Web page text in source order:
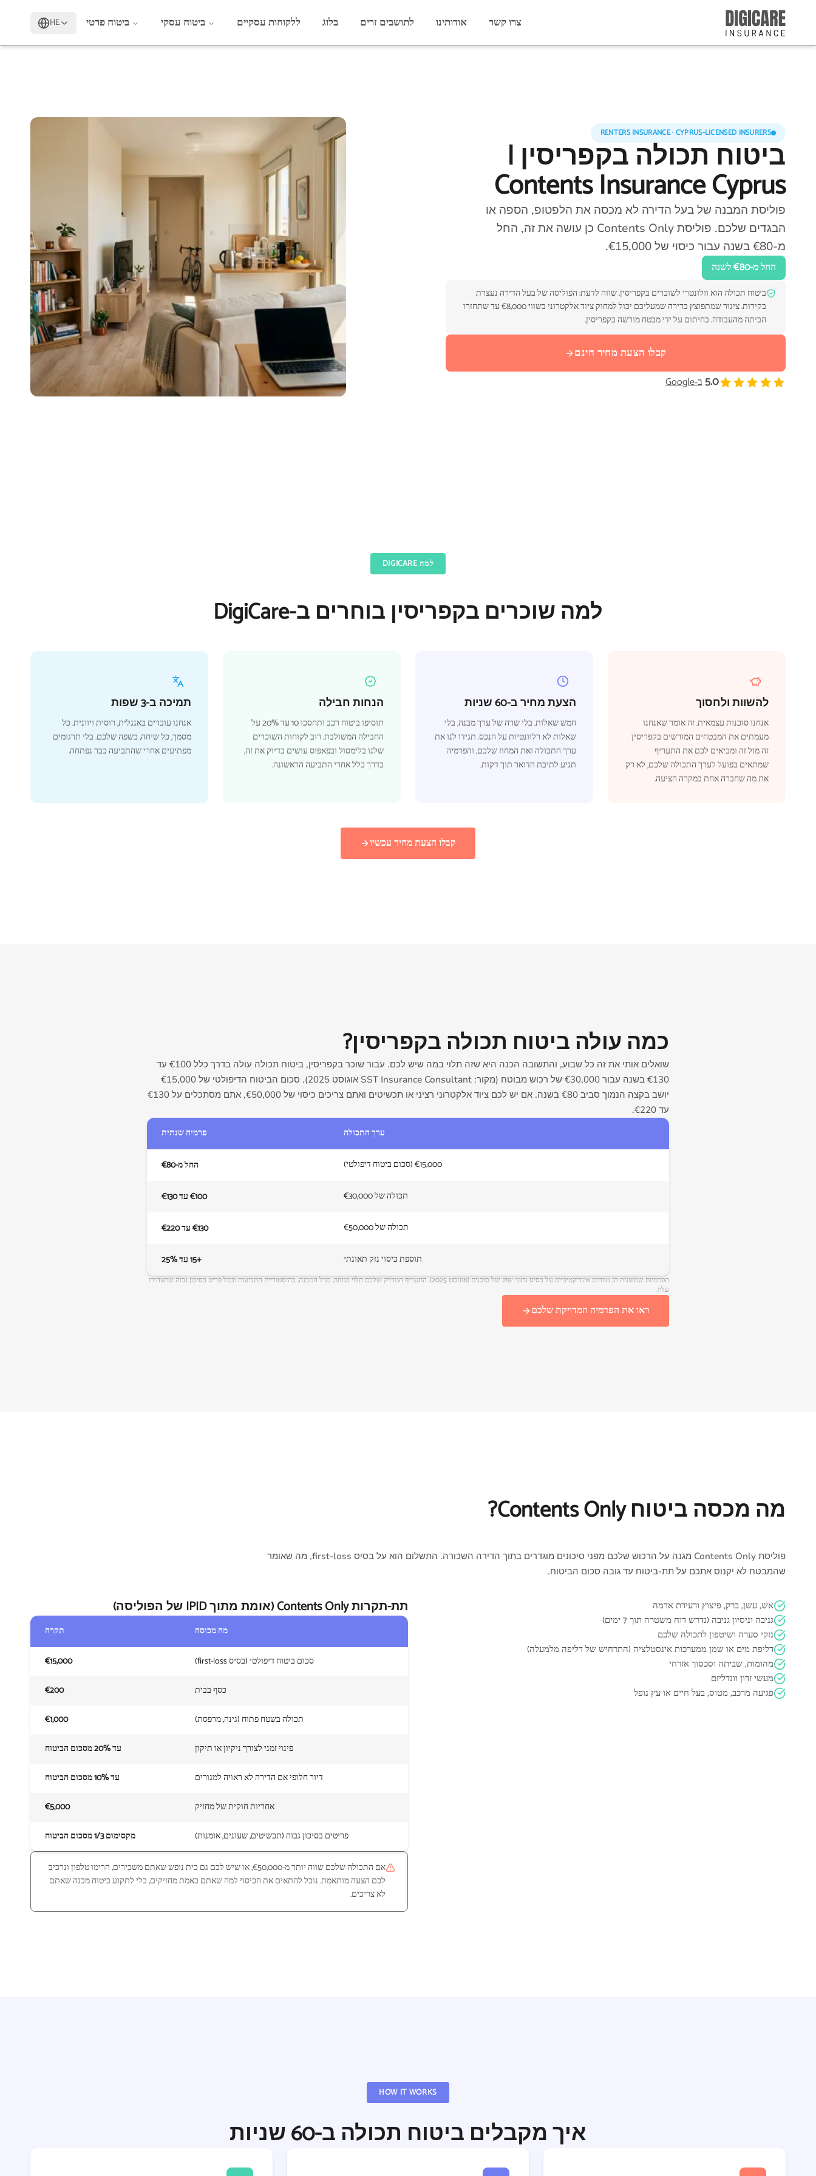
ביטוח פרטי ביטוח עסקי ללקוחות עסקיים בלוג לתושבים זרים אודותינו צרו קשר HE
RENTERS INSURANCE · CYPRUS-LICENSED INSURERS
ביטוח תכולה בקפריסין |
Contents Insurance Cyprus
פוליסת המבנה של בעל הדירה לא מכסה את הלפטופ, הספה או
הבגדים שלכם. פוליסת Contents Only כן עושה את זה, החל
מ-€80 בשנה עבור כיסוי של €15,000.
החל מ-€80 לשנה
ביטוח תכולה הוא וולונטרי לשוכרים בקפריסין. שווה לדעת: הפוליסה של בעל הדירה נעצרת
בקירות. צינור שמתפוצץ בדירה שמעליכם יכול למחוק ציוד אלקטרוני בשווי €8,000 עד שתחזרו
הביתה מהעבודה. בחיתום על ידי מבטח מורשה בקפריסין.
קבלו הצעת מחיר חינם
5.0ב‑Google
למה DIGICARE
למה שוכרים בקפריסין בוחרים ב-DigiCare
להשוות ולחסוך
אנחנו סוכנות עצמאית. זה אומר שאנחנו
מעמתים את המבטחים המורשים בקפריסין
זה מול זה ומביאים לכם את התעריף
שמתאים בפועל לערך התכולה שלכם, לא רק
את מה שחברה אחת במקרה הציעה.
הצעת מחיר ב-60 שניות
חמש שאלות. בלי שדה של ערך מבנה, בלי
שאלות לא רלוונטיות על הנכס. תגידו לנו את
ערך התכולה ואת המחוז שלכם, והפרמיה
תגיע לתיבת הדואר תוך דקות.
הנחות חבילה
תוסיפו ביטוח רכב ותחסכו 10 עד 20% על
החבילה המשולבת. רוב לקוחות השוכרים
שלנו בלימסול ובפאפוס עושים בדיוק את זה,
בדרך כלל אחרי התביעה הראשונה.
תמיכה ב-3 שפות
אנחנו עובדים באנגלית, רוסית ויוונית. כל
מסמך, כל שיחה, בשפה שלכם. בלי תרגומים
מפתיעים אחרי שהתביעה כבר נפתחה.
קבלו הצעת מחיר עכשיו
כמה עולה ביטוח תכולה בקפריסין?
שואלים אותי את זה כל שבוע, והתשובה הכנה היא שזה תלוי במה שיש לכם. עבור שוכר בקפריסין, ביטוח תכולה עולה בדרך כלל €100 עד
€130 בשנה עבור €30,000 של רכוש מבוטח (מקור: SST Insurance Consultant אוגוסט 2025). סכום הביטוח הדיפולטי של €15,000
יושב בקצה הנמוך סביב €80 בשנה. אם יש לכם ציוד אלקטרוני רציני או תכשיטים ואתם צריכים כיסוי של €50,000, אתם מסתכלים על €130
עד €220.
ערך התכולה פרמיה שנתית
€15,000 (סכום ביטוח דיפולטי) החל מ-€80
תכולה של €30,000 €100 עד €130
תכולה של €50,000 €130 עד €220
תוספת כיסוי נזק תאונתי +15 עד 25%
הפרמיות שמוצגות הן טווחים אינדיקטיביים על בסיס נתוני שוק של סוכנים (אוגוסט 2025). התעריף המדויק שלכם תלוי במחוז, בגיל המבנה, בהיסטוריית התביעות ובכל פריט בסיכון גבוה שתצהירו
עליו.
ראו את הפרמיה המדויקת שלכם
מה מכסה ביטוח Contents Only?
פוליסת Contents Only מגנה על הרכוש שלכם מפני סיכונים מוגדרים בתוך הדירה השכורה. התשלום הוא על בסיס first-loss, מה שאומר
שהמבטח לא יקנוס אתכם על תת-ביטוח עד גובה סכום הביטוח.
אש, עשן, ברק, פיצוץ ורעידת אדמה
גניבה וניסיון גניבה (נדרש דוח משטרה תוך 7 ימים)
נזקי סערה ושיטפון לתכולה שלכם
דליפת מים או שמן ממערכות אינסטלציה (התרחיש של דליפה מלמעלה)
מהומות, שביתה וסכסוך אזרחי
מעשי זדון וונדליזם
פגיעה מרכב, מטוס, בעל חיים או עץ נופל
תת-תקרות Contents Only (אומת מתוך IPID של הפוליסה)
מה מכוסה תקרה
סכום ביטוח דיפולטי (בסיס first-loss) €15,000
כסף בבית €200
תכולה בשטח פתוח (גינה, מרפסת) €1,000
פינוי זמני לצורך ניקיון או תיקון עד 20% מסכום הביטוח
דיור חלופי אם הדירה לא ראויה למגורים עד 10% מסכום הביטוח
אחריות חוקית של מחזיק €5,000
פריטים בסיכון גבוה (תכשיטים, שעונים, אומנות) מקסימום 1/3 מסכום הביטוח
אם התכולה שלכם שווה יותר מ-€50,000, או שיש לכם גם בית נופש שאתם משכירים, הרימו טלפון ונרכיב
לכם הצעה מותאמת. נוכל להתאים את הכיסוי למה שאתם באמת מחזיקים, בלי לתקוע ביטוח מבנה שאתם
לא צריכים.
HOW IT WORKS
איך מקבלים ביטוח תכולה ב-60 שניות